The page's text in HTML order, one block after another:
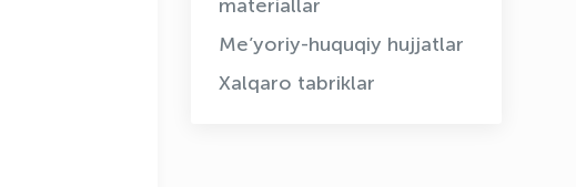
materiallar
Me’yoriy-huquqiy hujjatlar
Xalqaro tabriklar
OLYMPCHIK AI - yordamchi
Onlayn · olympic.uz